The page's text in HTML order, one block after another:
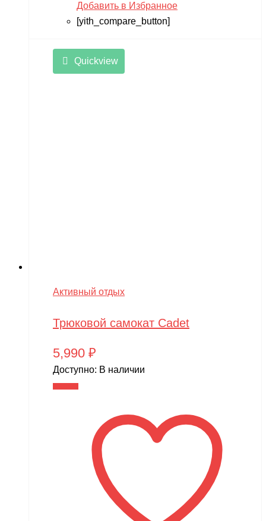
Добавить в Избранное
[yith_compare_button]
Quickview
Активный отдых
Трюковой самокат Cadet
5,990 ₽
Доступно: В наличии